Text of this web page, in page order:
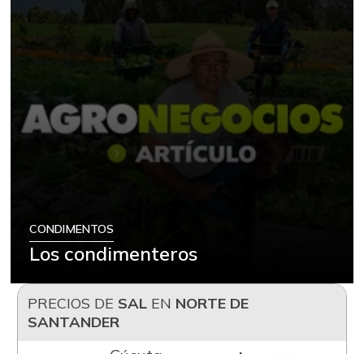
CONDIMENTOS
Los condimenteros
PRECIOS DE SALEN NORTE DE
SANTANDER